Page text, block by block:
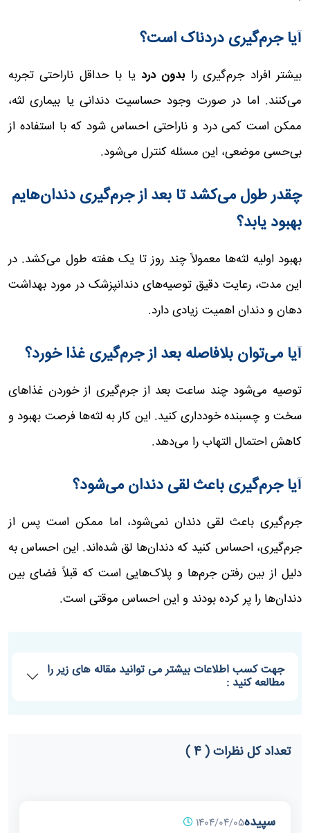
آیا جرم‌گیری دردناک است؟
بیشتر افراد جرم‌گیری را بدون درد یا با حداقل ناراحتی تجربه
می‌کنند. اما در صورت وجود حساسیت دندانی یا بیماری لثه،
ممکن است کمی درد و ناراحتی احساس شود که با استفاده از
بی‌حسی موضعی، این مسئله کنترل می‌شود.
چقدر طول می‌کشد تا بعد از جرم‌گیری دندان‌هایم
بهبود یابد؟
بهبود اولیه لثه‌ها معمولاً چند روز تا یک هفته طول می‌کشد. در
این مدت، رعایت دقیق توصیه‌های دندانپزشک در مورد بهداشت
دهان و دندان اهمیت زیادی دارد.
آیا می‌توان بلافاصله بعد از جرم‌گیری غذا خورد؟
توصیه می‌شود چند ساعت بعد از جرم‌گیری از خوردن غذاهای
سخت و چسبنده خودداری کنید. این کار به لثه‌ها فرصت بهبود و
کاهش احتمال التهاب را می‌دهد.
آیا جرم‌گیری باعث لقی دندان می‌شود؟
جرم‌گیری باعث لقی دندان نمی‌شود، اما ممکن است پس از
جرم‌گیری، احساس کنید که دندان‌ها لق شده‌اند. این احساس به
دلیل از بین رفتن جرم‌ها و پلاک‌هایی است که قبلاً فضای بین
دندان‌ها را پر کرده بودند و این احساس موقتی است.
جهت کسب اطلاعات بیشتر می توانید مقاله های زیر را
مطالعه کنید :
تعداد کل نظرات ( 4 )
سپیده1404/04/05